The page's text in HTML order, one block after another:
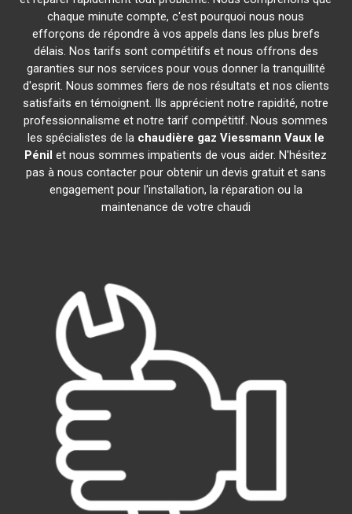
chaque minute compte, c'est pourquoi nous nous
efforçons de répondre à vos appels dans les plus brefs
délais. Nos tarifs sont compétitifs et nous offrons des
garanties sur nos services pour vous donner la tranquillité
d'esprit. Nous sommes fiers de nos résultats et nos clients
satisfaits en témoignent. Ils apprécient notre rapidité, notre
professionnalisme et notre tarif compétitif. Nous sommes
les spécialistes de la chaudière gaz Viessmann Vaux le
Pénil et nous sommes impatients de vous aider. N'hésitez
pas à nous contacter pour obtenir un devis gratuit et sans
engagement pour l'installation, la réparation ou la
maintenance de votre chaudi